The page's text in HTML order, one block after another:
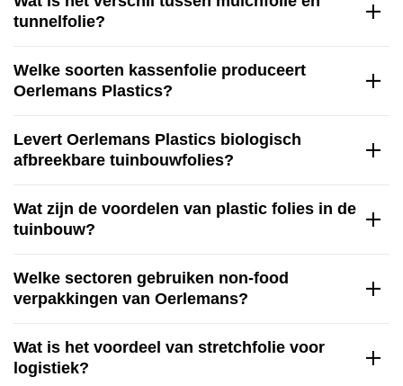
tunnelfolie?
Welke soorten kassenfolie produceert
Oerlemans Plastics?
Levert Oerlemans Plastics biologisch
afbreekbare tuinbouwfolies?
Wat zijn de voordelen van plastic folies in de
tuinbouw?
Welke sectoren gebruiken non-food
verpakkingen van Oerlemans?
Wat is het voordeel van stretchfolie voor
logistiek?